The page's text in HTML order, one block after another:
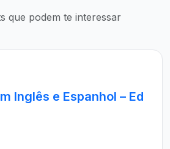
que podem te interessar
Inglês e Espanhol – Ed